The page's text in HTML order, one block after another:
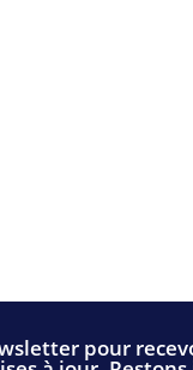
pour